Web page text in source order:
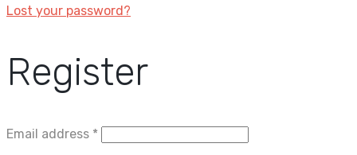
Lost your password?
Register
Email address *